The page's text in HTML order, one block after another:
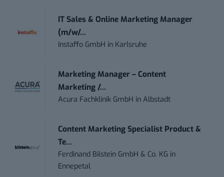
IT Sales & Online Marketing Manager
(m/w/...
Instaffo GmbH in Karlsruhe
Marketing Manager – Content
Marketing /...
Acura Fachklinik GmbH inAlbstadt
Content Marketing Specialist Product &
Te...
Ferdinand Bilstein GmbH & Co. KG in
Ennepetal